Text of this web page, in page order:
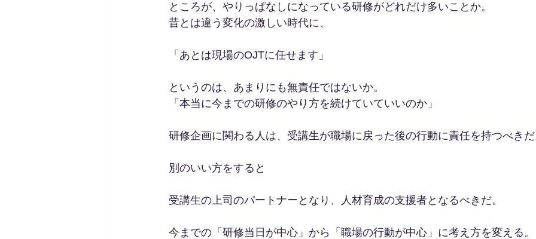
ところが、やりっぱなしになっている研修がどれだけ多いことか。
昔とは違う変化の激しい時代に、
「あとは現場のOJTに任せます」
というのは、あまりにも無責任ではないか。
「本当に今までの研修のやり方を続けていていいのか」
研修企画に関わる人は、受講生が職場に戻った後の行動に責任を持つべき
別のいい方をすると
受講生の上司のパートナーとなり、人材育成の支援者となるべきだ。
今までの「研修当日が中心」から「職場の行動が中心」に考え方を変える。